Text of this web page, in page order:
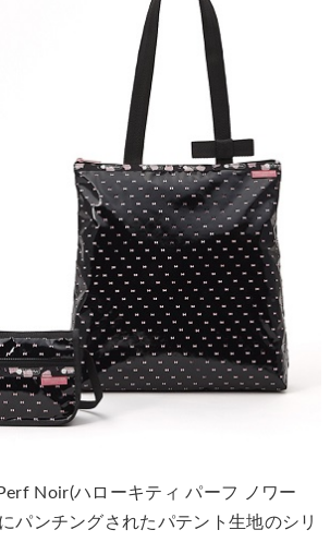
Noir(ハローキティ パーフ ノワー
パンチングされたパテント生地のシリ